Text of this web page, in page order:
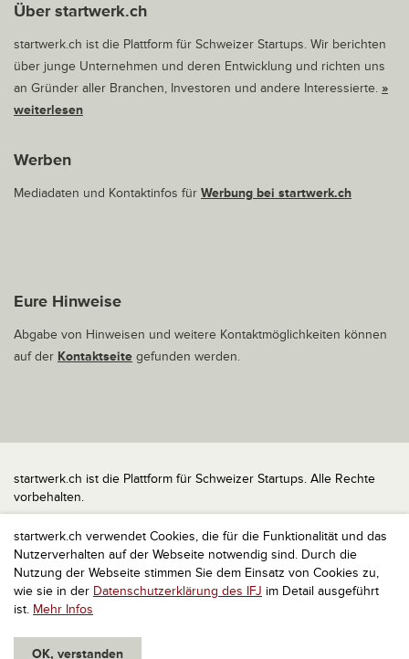
startwerk.ch verwendet Cookies, die für die Funktionalität und das
Nutzerverhalten auf der Webseite notwendig sind. Durch die
Nutzung der Webseite stimmen Sie dem Einsatz von Cookies zu,
wie sie in der Datenschutzerklärung des IFJ im Detail ausgeführt
ist. Mehr Infos
OK, verstanden
Über startwerk.ch
startwerk.ch ist die Plattform für Schweizer Startups. Wir berichten
über junge Unternehmen und deren Entwicklung und richten uns
an Gründer aller Branchen, Investoren und andere Interessierte. »
weiterlesen
Werben
Mediadaten und Kontaktinfos für Werbung bei startwerk.ch
Eure Hinweise
Abgabe von Hinweisen und weitere Kontaktmöglichkeiten können
auf der Kontaktseite gefunden werden.
startwerk.ch ist die Plattform für Schweizer Startups. Alle Rechte
vorbehalten.
Impressum
Kontakt
nach oben